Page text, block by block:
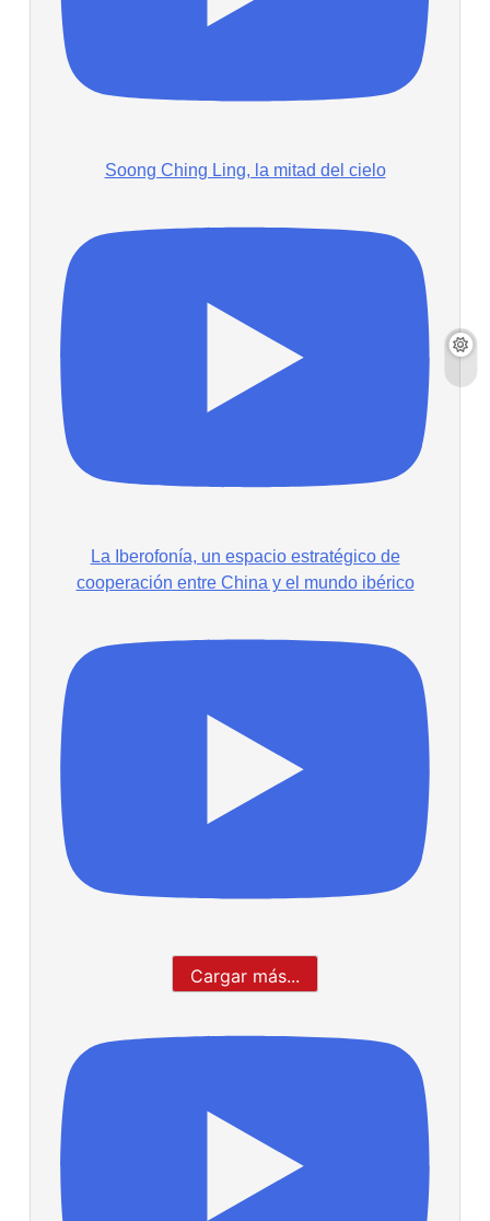
Soong Ching Ling, la mitad del cielo
La Iberofonía, un espacio estratégico de
cooperación entre China y el mundo ibérico
Cargar más...